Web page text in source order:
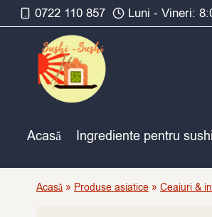
Skip
to
0722 110 857 Luni - Vineri:
Acasă Ingrediente pentru sushi
Acasă » Produse asiatice » Ceaiuri &